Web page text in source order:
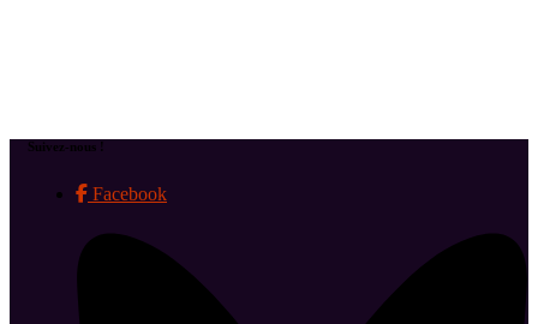
Suivez-nous !
Facebook